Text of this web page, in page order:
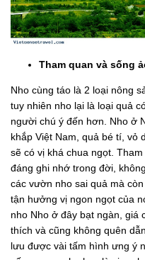
Tham quan và sống
Nho cùng táo là 2 loại nông
tuy nhiên nho lại là loại quả
người chú ý đến hơn. Nho ở
khắp Việt Nam, quả bé tí, vỏ
sẽ có vị khá chua ngọt.
đáng ghi nhớ trong đời,
các vườn nho sai quả mà
tận hưởng vị ngon ngọt của
nho Nho ở đây bạt ngàn, giá
thích và cũng không quên
lưu được vài tấm hình ưng ý